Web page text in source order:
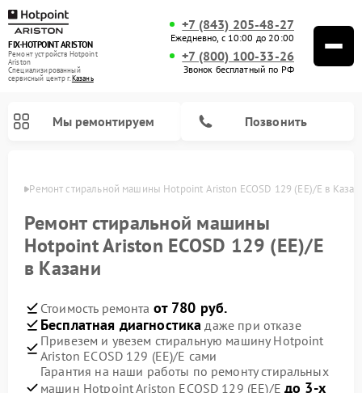
FIX-HOTPOINT ARISTON
Ремонт устройств Hotpoint
Ariston
Специализированный
cервисный центр г.Казань
+7 (843) 205-48-27
Ежедневно, с 10:00 до 20:00
+7 (800) 100-33-26
Звонок бесплатный по РФ
Мы ремонтируем Позвонить
Ремонт стиральной машины Hotpoint Ariston ECOSD 129 (EE)/E в
Ремонт стиральной машины
Hotpoint Ariston ECOSD 129 (EE)/E
в Казани
Стоимость ремонта от 780 руб.
Бесплатная диагностика даже при отказе
Привезем и увезем стиральную машину Hotpoint
Ariston ECOSD 129 (EE)/E сами
Гарантия на наши работы по ремонту стиральных
машин Hotpoint Ariston ECOSD 129 (EE)/E до 3-х